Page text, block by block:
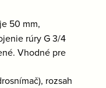
50 mm,
rúry G 3/4
Vhodné pre
rozsah